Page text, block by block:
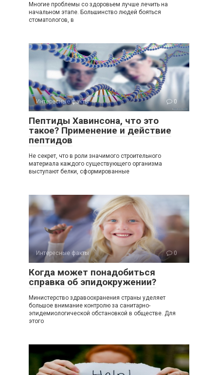
Многие проблемы со здоровьем лучше лечить на
начальном этапе. Большинство людей бояться
стоматологов, в
Интересные факты 0
Пептиды Хавинсона, что это
такое? Применение и действие
пептидов
Не секрет, что в роли значимого строительного
материала каждого существующего организма
выступают белки, сформированные
Интересные факты 0
Когда может понадобиться
справка об эпидокружении?
Министерство здравоохранения страны уделяет
большое внимание контролю за санитарно-
эпидемиологической обстановкой в обществе. Для
этого